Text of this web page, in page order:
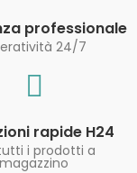
professionale
24/7
rapide H24
i prodotti a
magazzino